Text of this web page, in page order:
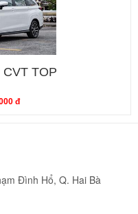
TOP
đ
Đình Hổ, Q. Hai Bà